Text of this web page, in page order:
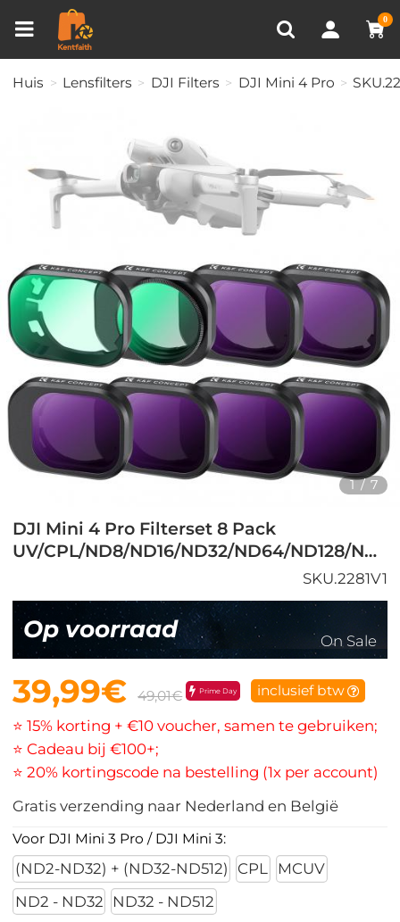
0
RECENT BEKEKEN
Huis Lensfilters DJI Filters DJI Mini 4 Pro
1/ 7
DJI Mini 4 Pro Filterset 8 Pack
UV/CPL/ND8/ND16/ND32/ND64/ND128/ND256
SKU.2281V1
Op voorraad On Sale
39,99€ 49,01€ Prime Day inclusief btw
⭐ 15% korting + €10 voucher, samen te gebruiken;
⭐ Cadeau bij €100+;
⭐ 20% kortingscode na bestelling (1x per account)
Gratis verzending naar Nederland en België
Voor DJI Mini 3 Pro / DJI Mini 3:
(ND2-ND32) + (ND32-ND512) CPL
MCUV
ND2 - ND32
ND32 - ND512